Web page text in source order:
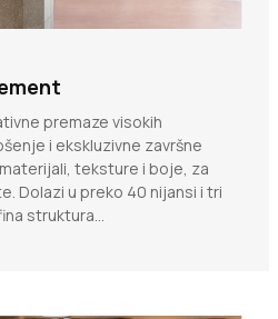
premaze visokih
i ekskluzivne završne
teksture i boje, za
Dolazi u preko 40 nijansi i tri
struktura...